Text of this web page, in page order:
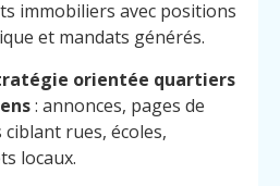
immobiliers avec positions
et mandats générés.
orientée quartiers
: annonces, pages de
rues, écoles,
locaux.